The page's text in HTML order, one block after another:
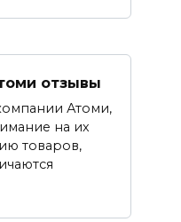
отзывы
Атоми,
на их
товаров,